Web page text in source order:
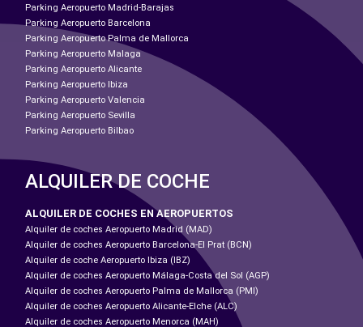
Parking Aeropuerto Madrid-Barajas
Parking Aeropuerto Barcelona
Parking Aeropuerto Palma de Mallorca
Parking Aeropuerto Malaga
Parking Aeropuerto Alicante
Parking Aeropuerto Ibiza
Parking Aeropuerto Valencia
Parking Aeropuerto Sevilla
Parking Aeropuerto Bilbao
ALQUILER DE COCHE
ALQUILER DE COCHES EN AEROPUERTOS
Alquiler de coches Aeropuerto Madrid (MAD)
Alquiler de coches Aeropuerto Barcelona-El Prat (BCN)
Alquiler de coche Aeropuerto Ibiza (IBZ)
Alquiler de coches Aeropuerto Málaga-Costa del Sol (AGP)
Alquiler de coches Aeropuerto Palma de Mallorca (PMI)
Alquiler de coches Aeropuerto Alicante-Elche (ALC)
Alquiler de coches Aeropuerto Menorca (MAH)